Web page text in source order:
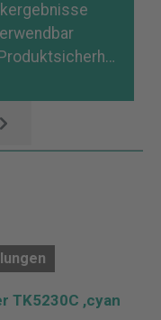
TK5230C ,cyan